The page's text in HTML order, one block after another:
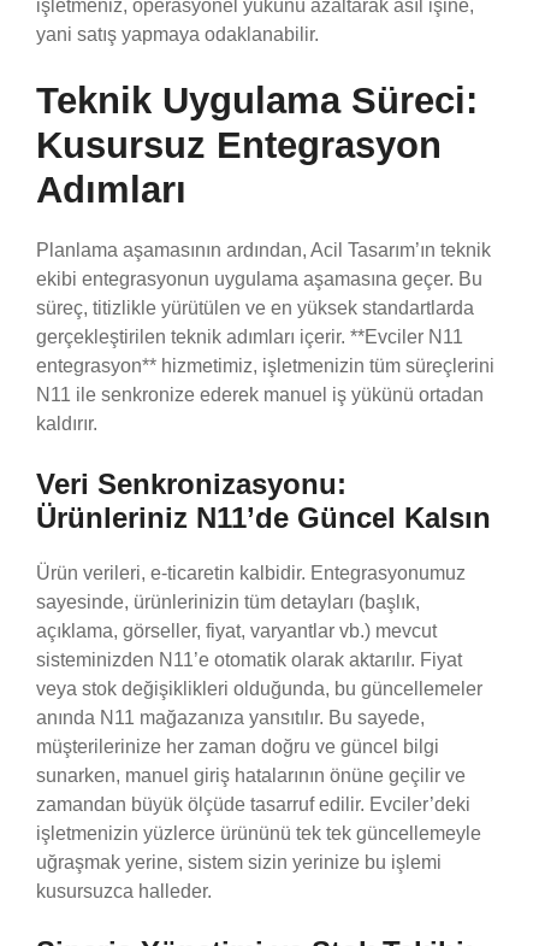
işletmeniz, operasyonel yükünü azaltarak asıl işine,
yani satış yapmaya odaklanabilir.
Teknik Uygulama Süreci:
Kusursuz Entegrasyon
Adımları
Planlama aşamasının ardından, Acil Tasarım’ın teknik
ekibi entegrasyonun uygulama aşamasına geçer. Bu
süreç, titizlikle yürütülen ve en yüksek standartlarda
gerçekleştirilen teknik adımları içerir. **Evciler N11
entegrasyon** hizmetimiz, işletmenizin tüm süreçlerini
N11 ile senkronize ederek manuel iş yükünü ortadan
kaldırır.
Veri Senkronizasyonu:
Ürünleriniz N11’de Güncel Kalsın
Ürün verileri, e-ticaretin kalbidir. Entegrasyonumuz
sayesinde, ürünlerinizin tüm detayları (başlık,
açıklama, görseller, fiyat, varyantlar vb.) mevcut
sisteminizden N11’e otomatik olarak aktarılır. Fiyat
veya stok değişiklikleri olduğunda, bu güncellemeler
anında N11 mağazanıza yansıtılır. Bu sayede,
müşterilerinize her zaman doğru ve güncel bilgi
sunarken, manuel giriş hatalarının önüne geçilir ve
zamandan büyük ölçüde tasarruf edilir. Evciler’deki
işletmenizin yüzlerce ürününü tek tek güncellemeyle
uğraşmak yerine, sistem sizin yerinize bu işlemi
kusursuzca halleder.